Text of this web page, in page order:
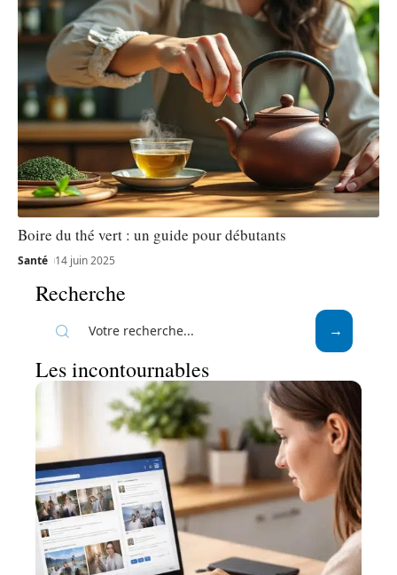
Boire du thé vert : un guide pour débutants
Santé 14 juin 2025
Recherche
Les incontournables